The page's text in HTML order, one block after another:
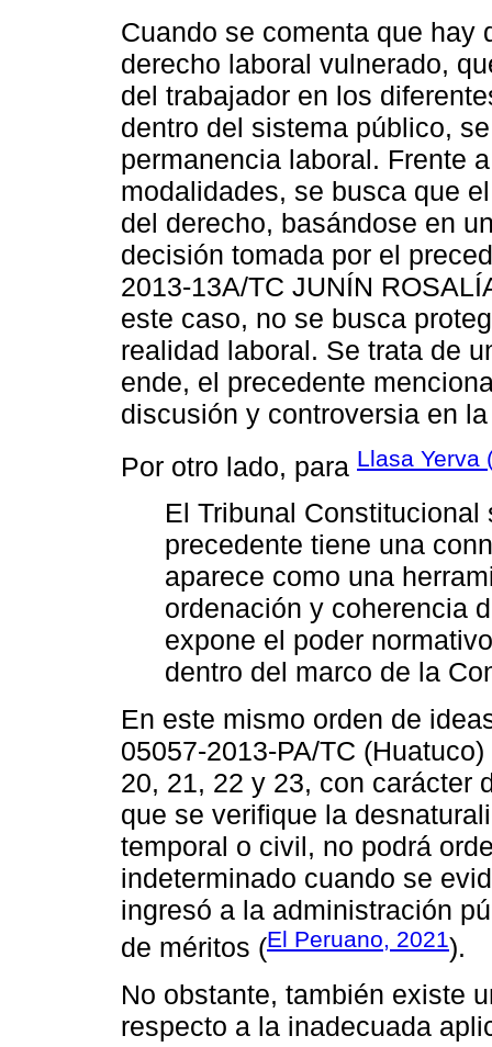
Cuando se comenta que hay
derecho laboral vulnerado,
del trabajador en los
dentro del sistema público,
permanencia laboral. Frente
modalidades, se busca que
del derecho, basándose en
decisión tomada por el
2013-13A/TC JUNÍN
este caso, no se busca
realidad laboral. Se trata de
ende, el precedente
discusión y controversia en
Por otro lado, para Llasa Yerva
El Tribunal Constitucional
precedente tiene una
aparece como una
ordenación y coherencia
expone el poder
dentro del marco de la
En este mismo orden de
05057-2013-PA/TC
20, 21, 22 y 23, con carácter
que se verifique la
temporal o civil, no podrá
indeterminado cuando se
ingresó a la administración
de méritos (El Peruano, 2021).
No obstante, también existe
respecto a la inadecuada